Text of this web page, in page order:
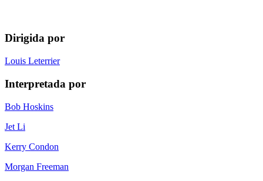
Dirigida por
Louis Leterrier
Interpretada por
Bob Hoskins
Jet Li
Kerry Condon
Morgan Freeman